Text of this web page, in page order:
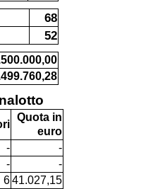
68
52
Quota in
euro
-
-
-
-
641.027,15